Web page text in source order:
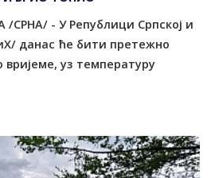
/СРНА/ - У Републици Српској и
данас ће бити претежно
вријеме, уз температуру